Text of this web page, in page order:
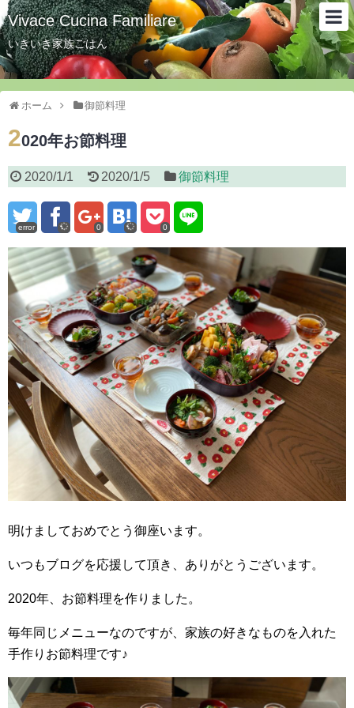
Vivace Cucina Familiare
いきいき家族ごはん
ホーム 御節料理
2020年お節料理
2020/1/1 2020/1/5 御節料理
error 0 0
明けましておめでとう御座います。
いつもブログを応援して頂き、ありがとうございます。
2020年、お節料理を作りました。
毎年同じメニューなのですが、家族の好きなものを入れた
手作りお節料理です♪